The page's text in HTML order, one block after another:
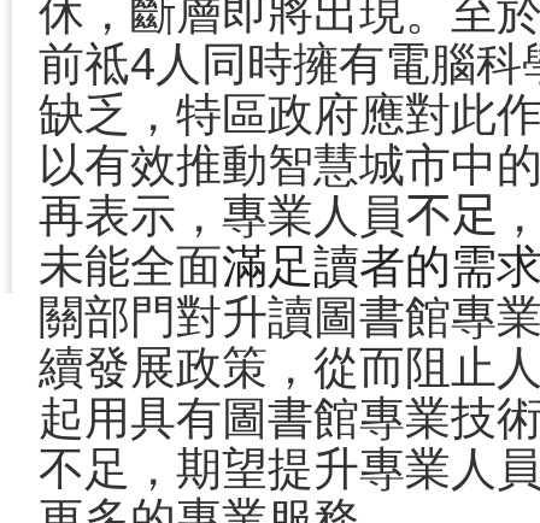
休，斷層即將出現。至
前祗4人同時擁有電腦
缺乏，特區政府應對此
以有效推動智慧城市中
再表示，專業人員不足
未能全面滿足讀者的需
關部門對升讀圖書館專
續發展政策，從而阻止
起用具有圖書館專業技
不足，期望提升專業人